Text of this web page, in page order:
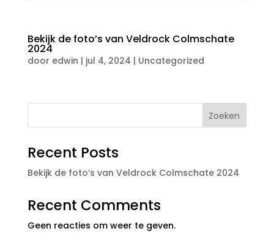
Bekijk de foto’s van Veldrock Colmschate
2024
door edwin | jul 4, 2024 | Uncategorized
Zoeken
Recent Posts
Bekijk de foto’s van Veldrock Colmschate 2024
Recent Comments
Geen reacties om weer te geven.